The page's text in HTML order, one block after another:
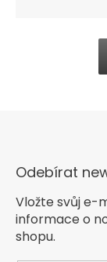
Odebírat
Vložte svůj e-
informace o
shopu.